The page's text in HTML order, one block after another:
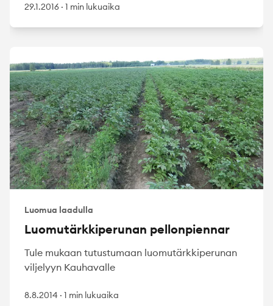
29.1.2016 · 1 min lukuaika
Luomua laadulla
Luomutärkkiperunan pellonpiennar
Tule mukaan tutustumaan luomutärkkiperunan
viljelyyn Kauhavalle
8.8.2014 · 1 min lukuaika